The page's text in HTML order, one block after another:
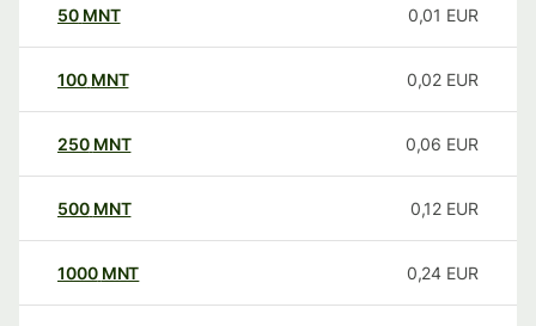
50 MNT 0,01 EUR
100 MNT 0,02 EUR
250 MNT 0,06 EUR
500 MNT 0,12 EUR
1000 MNT 0,24 EUR